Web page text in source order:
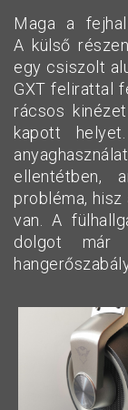
Maga a
A külső
egy csiszolt
GXT felirattal
rácsos
kapott
ellentétben,
probléma,
van. A
dolgot már